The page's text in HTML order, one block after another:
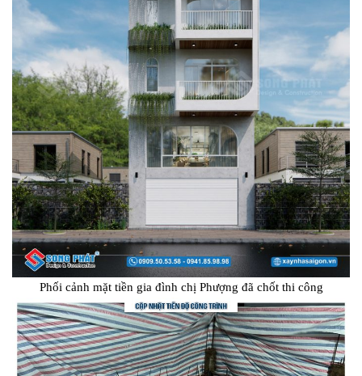
Phối cảnh mặt tiền gia đình chị Phượng đã chốt thi công